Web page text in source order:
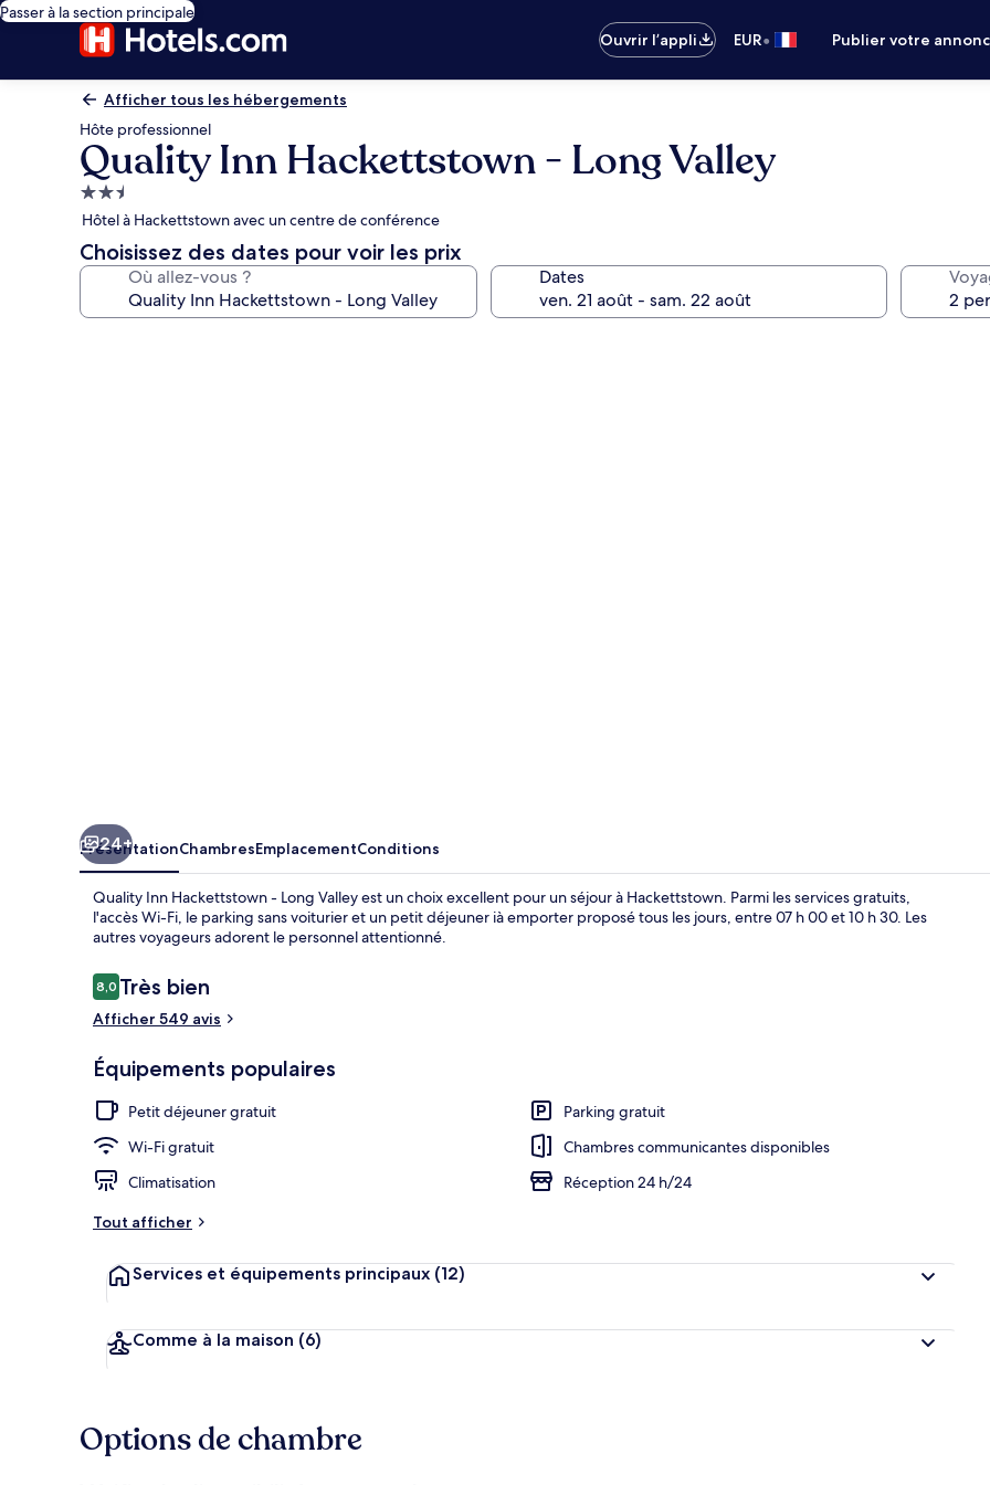
Passer à la section principale
Ouvrir l’appli
EUR• Publier votre
Afficher tous les hébergements
Hôte professionnel
Quality Inn Hackettstown - Long Valley
Hébergement
2.5 étoiles
Hôtel à Hackettstown avec un centre de conférence
Choisissez des dates pour voir les prix
Où allez-vous ? Dates
Chambre
24+
PrésentationChambresEmplacementConditions
Quality Inn Hackettstown - Long Valley est un choix excellent pour un séjour à Hackettstown. Parmi les services gratuits,
l'accès Wi-Fi, le parking sans voiturier et un petit déjeuner ià emporter proposé tous les jours, entre 07 h 00 et 10 h 30. Les
autres voyageurs adorent le personnel attentionné.
Avis
voyageurs
8,08,0 sur 10
Très bien
Afficher 549 avis
Équipements populaires
Petit déjeuner gratuit
Parking gratuit
Wi-Fi gratuit
Chambres communicantes disponibles
Climatisation
Réception 24 h/24
Tout afficher
Services et équipements principaux (12)
Comme à la maison (6)
Options de chambre